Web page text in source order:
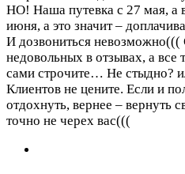
НО! Наша путевка с 27 мая, а
июня, а это значит –
И дозвониться
недовольных в отзывах, а все
сами строчите… Не стыдно?
Клиентов не цените. Если и
отдохнуть, вернее – вернуть
точно не черех вас(((